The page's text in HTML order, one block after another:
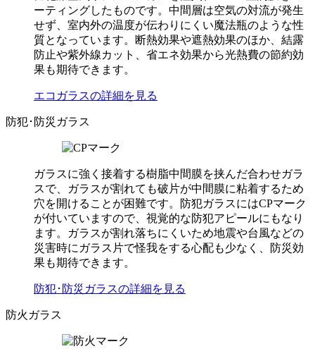
ーティングしたものです。中間層は空気の対流が発生
せず、室内外の温度が伝わりにくい魔法瓶のような性
質となっています。断熱効果や遮熱効果のほか、結露
防止や紫外線カット、省エネ効果から光熱費の節約効
果も期待できます。
エコガラスの詳細を見る
防犯･防災ガラス
ガラスに強く接着する樹脂中間膜を挟んだ合わせガラ
スで、ガラスが割れても破片が中間膜に粘着するため
穴を開けることが困難です。防犯ガラスにはCPマーク
が付いていますので、視覚的な防犯アピールにもなり
ます。ガラスが割れ落ちにくいため地震や台風などの
災害時にガラス片で怪我をする心配も少なく、防災効
果も期待できます。
防犯･防災ガラスの詳細を見る
防火ガラス